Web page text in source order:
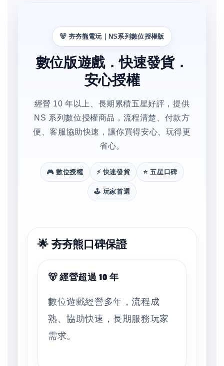
🐻 夯夯熊電玩｜NS系列數位授權版
數位版遊戲．快速發貨．
安心授權
經營 10 年以上、長期累積五星好評，提供
NS 系列數位授權商品，流程清楚、付款方
便、客服協助快速，讓你買得安心、玩得更
省心。
🎮 數位授權 ⚡ 快速發貨 ⭐ 五星口碑
🕹️ 玩家首選
🌟 夯夯熊口碑保證
🐻 經營超過 10 年
數位遊戲經營多年，流程成
熟、協助快速，長期服務玩家
需求。